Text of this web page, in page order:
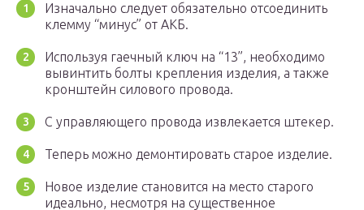
Изначально следует обязательно отсоединить
клемму “минус” от АКБ.
Используя гаечный ключ на “13”, необходимо
вывинтить болты крепления изделия, а также
кронштейн силового провода.
С управляющего провода извлекается штекер.
Теперь можно демонтировать старое изделие.
Новое изделие становится на место старого
идеально, несмотря на существенное